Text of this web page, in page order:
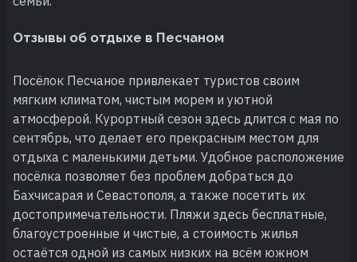
Отзывы об отдыхе в Песчаном
Посёлок Песчаное привлекает туристов своим
мягким климатом, чистым морем и уютной
атмосферой. Курортный сезон здесь длится с мая по
сентябрь, что делает его прекрасным местом для
отдыха с маленькими детьми. Удобное расположение
посёлка позволяет без проблем добраться до
Бахчисарая и Севастополя, а также посетить их
достопримечательности. Пляжи здесь бесплатные,
благоустроенные и чистые, а стоимость жилья
остаётся одной из самых низких на всём южном